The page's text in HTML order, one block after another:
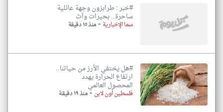
#خبر : طرابزون وجهة عائلية
ساحرة.. بحيرات وآث
سما الإخبارية-منذ ١٥ دقيقة
#هل يختفي الأرز من حياتنا..
ارتفاع الحرارة يهدد
المحصول العالمي
فلسطين أون لاين-منذ ١٩ دقيقة